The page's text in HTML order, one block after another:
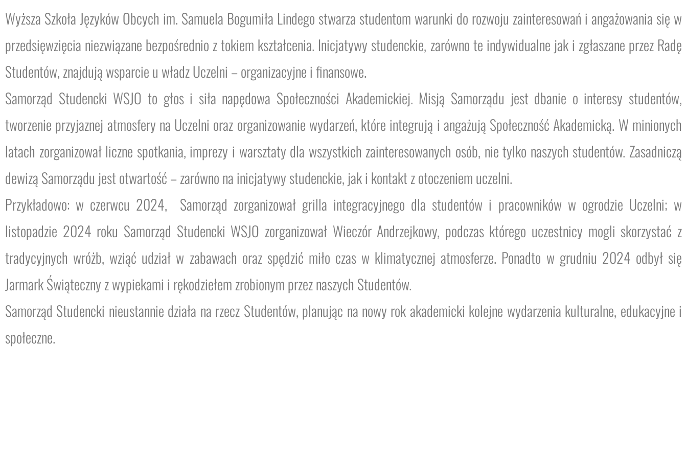
Wyższa Szkoła Języków Obcych im. Samuela Bogumiła Lindego stwarza studentom warunki do rozwoju zainteresowań i angażowania się w
przedsięwzięcia niezwiązane bezpośrednio z tokiem kształcenia. Inicjatywy studenckie, zarówno te indywidualne jak i zgłaszane przez Radę
Studentów, znajdują wsparcie u władz Uczelni – organizacyjne i finansowe.
Samorząd Studencki WSJO to głos i siła napędowa Społeczności Akademickiej. Misją Samorządu jest dbanie o interesy studentów,
tworzenie przyjaznej atmosfery na Uczelni oraz organizowanie wydarzeń, które integrują i angażują Społeczność Akademicką. W minionych
latach zorganizował liczne spotkania, imprezy i warsztaty dla wszystkich zainteresowanych osób, nie tylko naszych studentów. Zasadniczą
dewizą Samorządu jest otwartość ­­– zarówno na inicjatywy studenckie, jak i kontakt z otoczeniem uczelni.
Przykładowo: w czerwcu 2024, Samorząd zorganizował grilla integracyjnego dla studentów i pracowników w ogrodzie Uczelni; w
listopadzie 2024 roku Samorząd Studencki WSJO zorganizował Wieczór Andrzejkowy, podczas którego uczestnicy mogli skorzystać z
tradycyjnych wróżb, wziąć udział w zabawach oraz spędzić miło czas w klimatycznej atmosferze. Ponadto w grudniu 2024 odbył się
Jarmark Świąteczny z wypiekami i rękodziełem zrobionym przez naszych Studentów.
Samorząd Studencki nieustannie działa na rzecz Studentów, planując na nowy rok akademicki kolejne wydarzenia kulturalne, edukacyjne i
społeczne.